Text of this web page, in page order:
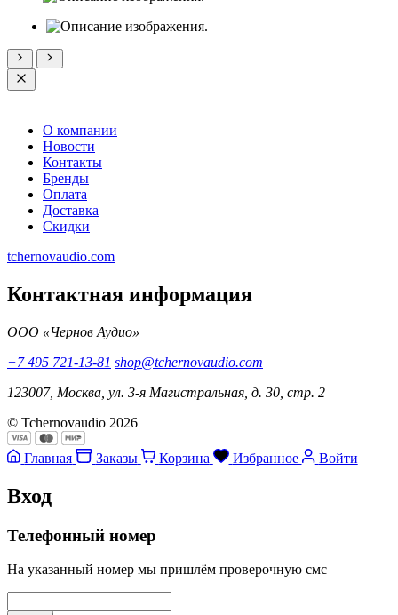
О компании
Новости
Контакты
Бренды
Оплата
Доставка
Скидки
tchernovaudio.com
Контактная информация
ООО «Чернов Аудио»
+7 495 721-13-81 shop@tchernovaudio.com
123007, Москва, ул. 3-я Магистральная, д. 30, стр. 2
© Tchernovaudio 2026
Главная Заказы Корзина Избранное Войти
Вход
Телефонный номер
На указанный номер мы пришлём проверочную смс